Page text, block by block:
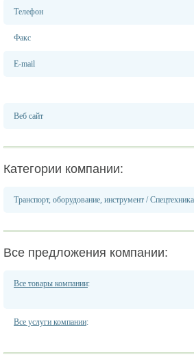
Телефон
Факс
E-mail
Веб сайт
Категории компании:
Транспорт, оборудование, инструмент /Спецтехника
Все предложения компании:
Все товары компании:
Все услуги компании: